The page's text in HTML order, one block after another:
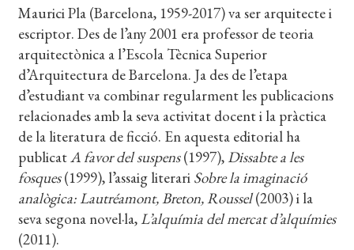
el
FOREIGN RIGHTS
DISTRIBUCIÓ
CONTACTE
EL MEU COMPTE
CERCAR
WISHLIST
Maurici Pla (Barcelona, 1959-2017) va ser arquitecte i
escriptor. Des de l’any 2001 era professor de teoria
arquitectònica a l’Escola Tècnica Superior
d’Arquitectura de Barcelona. Ja des de l’etapa
d’estudiant va combinar regularment les publicacions
relacionades amb la seva activitat docent i la pràctica
de la literatura de ficció. En aquesta editorial ha
publicatA favor del suspens(1997),Dissabte a les
fosques(1999), l’assaig literari Sobre la imaginació
analògica: Lautréamont, Breton, Roussel(2003) i la
seva segona novel·la,L’alquímia del mercat d’alquímies
(2011).